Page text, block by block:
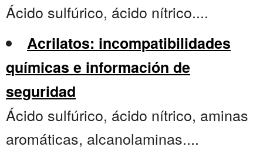
Ácido sulfúrico, ácido nítrico....
Acrilatos: incompatibilidades
químicas e información de
seguridad
Ácido sulfúrico, ácido nítrico, aminas
aromáticas, alcanolaminas....